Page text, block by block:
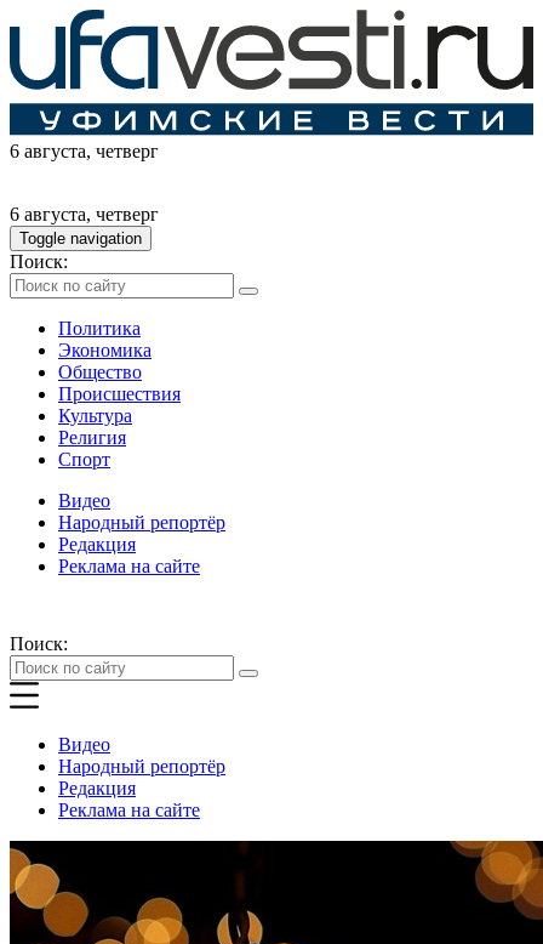
6 августа, четверг
6 августа, четверг
Toggle navigation
Поиск:
Политика
Экономика
Общество
Происшествия
Культура
Религия
Спорт
Видео
Народный репортёр
Редакция
Реклама на сайте
Поиск:
Видео
Народный репортёр
Редакция
Реклама на сайте